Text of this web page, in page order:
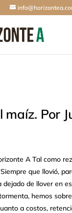
maíz. Por
A Tal como
que llovió,
dejado de llover en
hemos
a costos,